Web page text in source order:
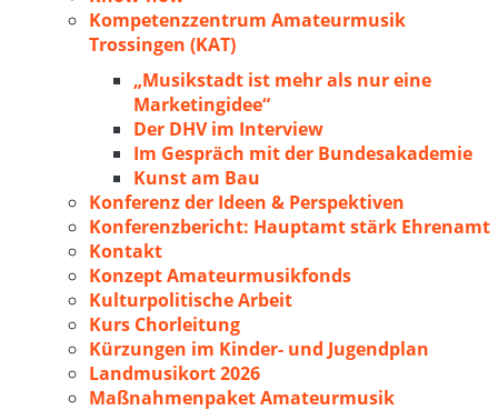
Kompetenzzentrum Amateurmusik
Trossingen (KAT)
„Musikstadt ist mehr als nur eine
Marketingidee“
Der DHV im Interview
Im Gespräch mit der Bundesakademie
Kunst am Bau
Konferenz der Ideen & Perspektiven
Konferenzbericht: Hauptamt stärk Ehrenamt
Kontakt
Konzept Amateurmusikfonds
Kulturpolitische Arbeit
Kurs Chorleitung
Kürzungen im Kinder- und Jugendplan
Landmusikort 2026
Maßnahmenpaket Amateurmusik